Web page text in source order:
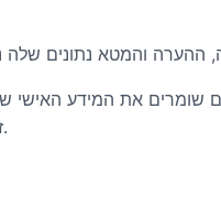
את המידע
זמן (חוץ מזה שהם לא יכולים לשנות את שם המשתמש שלהם). מנהלי אתרים יכולים גם לראות ולערוך את המידע הזה.